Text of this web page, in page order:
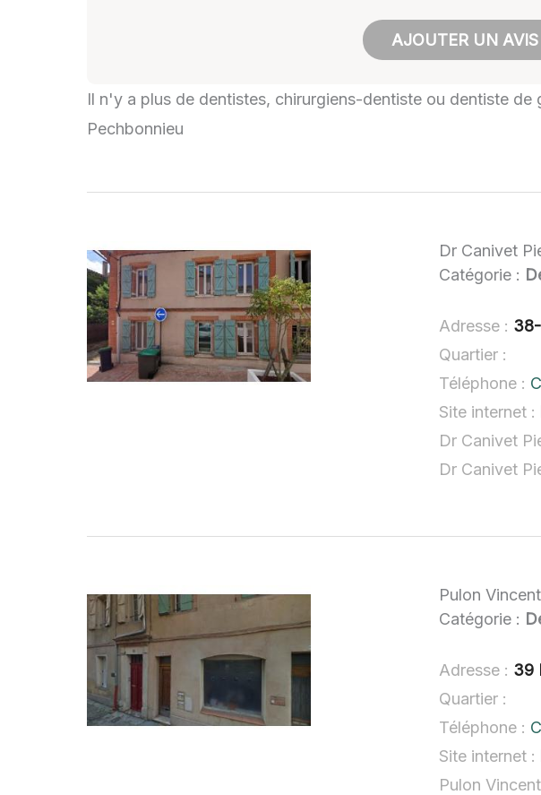
AJOUTER UN
Il n'y a plus de dentistes, chirurgiens-dentiste ou dentiste
Pechbonnieu
Dr Canivet
Catégorie :
Adresse :
Quartier :
Téléphone :
Site internet :
Dr Canivet
Dr Canivet
Pulon Vincent
Catégorie :
Adresse : 39
Quartier :
Téléphone :
Site internet :
Pulon